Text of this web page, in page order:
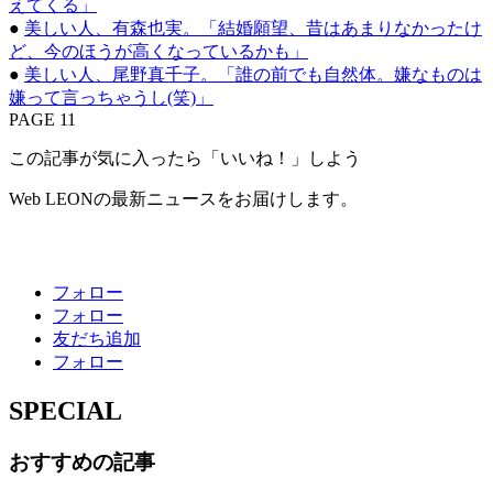
えてくる」
● 美しい人、有森也実。「結婚願望、昔はあまりなかったけ
ど、今のほうが高くなっているかも」
● 美しい人、尾野真千子。「誰の前でも自然体。嫌なものは
嫌って言っちゃうし(笑)」
PAGE 11
この記事が気に入ったら「いいね！」しよう
Web LEONの最新ニュースをお届けします。
フォロー
フォロー
友だち追加
フォロー
SPECIAL
おすすめの記事